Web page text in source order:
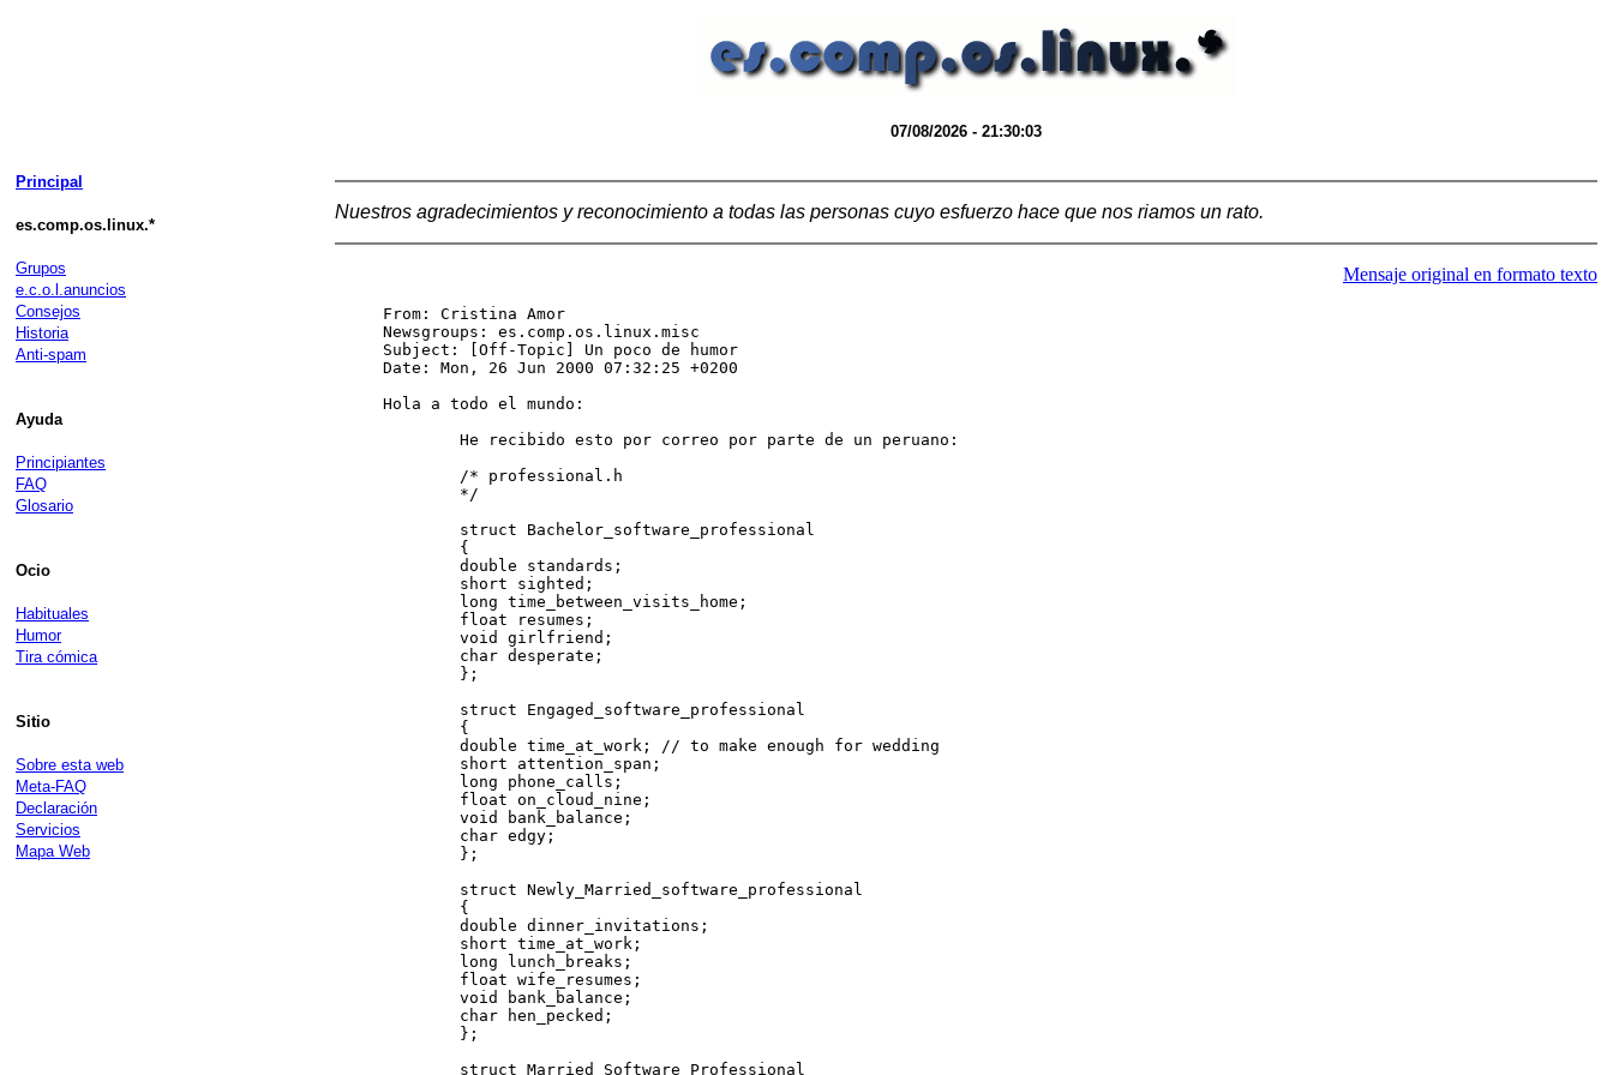
07/08/2026 - 21:30:03
Principal
es.comp.os.linux.*
Grupos
e.c.o.l.anuncios
Consejos
Historia
Anti-spam
Ayuda
Principiantes
FAQ
Glosario
Ocio
Habituales
Humor
Tira cómica
Sitio
Sobre esta web
Meta-FAQ
Declaración
Servicios
Mapa Web
Nuestros agradecimientos y reconocimiento a todas las personas cuyo esfuerzo hace que nos riamos un rato.
Mensaje original en formato texto
From: Cristina Amor
Newsgroups: es.comp.os.linux.misc
Subject: [Off-Topic] Un poco de humor
Date: Mon, 26 Jun 2000 07:32:25 +0200
Hola a todo el mundo:
        He recibido esto por correo por parte de un peruano:
        /* professional.h
        */
        struct Bachelor_software_professional
        long time_between_visits_home;
        float resumes;
        void girlfriend;
        char desperate;
        };
        struct Engaged_software_professional
        double dinner_invitations;
        short time_at_work;
        long lunch_breaks;
        float wife_resumes;
        void bank_balance;